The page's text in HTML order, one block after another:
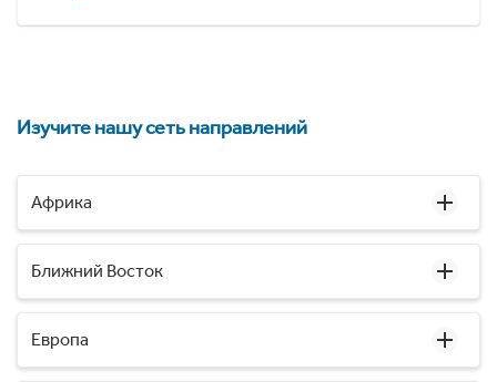
Изучите нашу сеть направлений
Африка
Ближний Восток
Европа